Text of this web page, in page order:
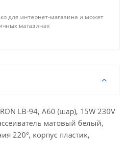
для интернет-магазина и может
магазинах
LB-94, A60 (шар), 15W 230V
матовый белый,
220°, корпус пластик,